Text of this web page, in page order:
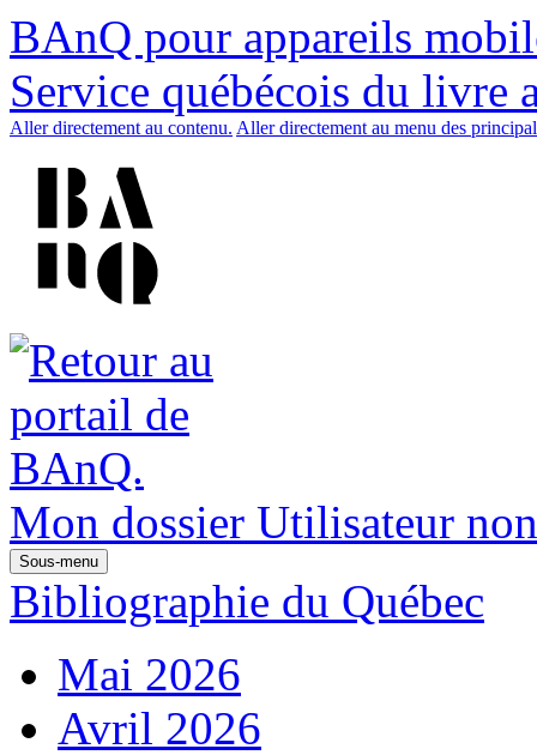
BAnQ pour appareils
Service québécois du livre
Aller directement au contenu. Aller directement au menu des
Mon dossier Utilisateur
Sous-menu
Bibliographie du Québec
Mai 2026
Avril 2026